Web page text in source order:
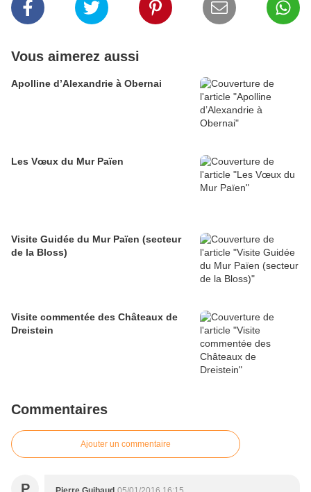
Vous aimerez aussi
Apolline d’Alexandrie à Obernai
Les Vœux du Mur Païen
Visite Guidée du Mur Païen (secteur
de la Bloss)
Visite commentée des Châteaux de
Dreistein
Commentaires
Ajouter un commentaire
P